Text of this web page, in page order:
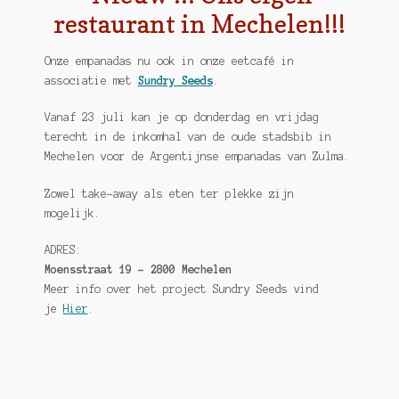
Over Zulma
Sample Page
Zempanadas.be – Empanadas by Zulma
Zulma in Arte Nova
restaurant in Mechelen!!!
Onze empanadas nu ook in onze eetcafé in
associatie met Sundry Seeds.
Vanaf 23 juli kan je op donderdag en vrijdag
terecht in de inkomhal van de oude stadsbib in
Mechelen voor de Argentijnse empanadas van Zulma.
Zowel take-away als eten ter plekke zijn
mogelijk.
ADRES:
Moensstraat 19 – 2800 Mechelen
Meer info over het project Sundry Seeds vind
je
Hier